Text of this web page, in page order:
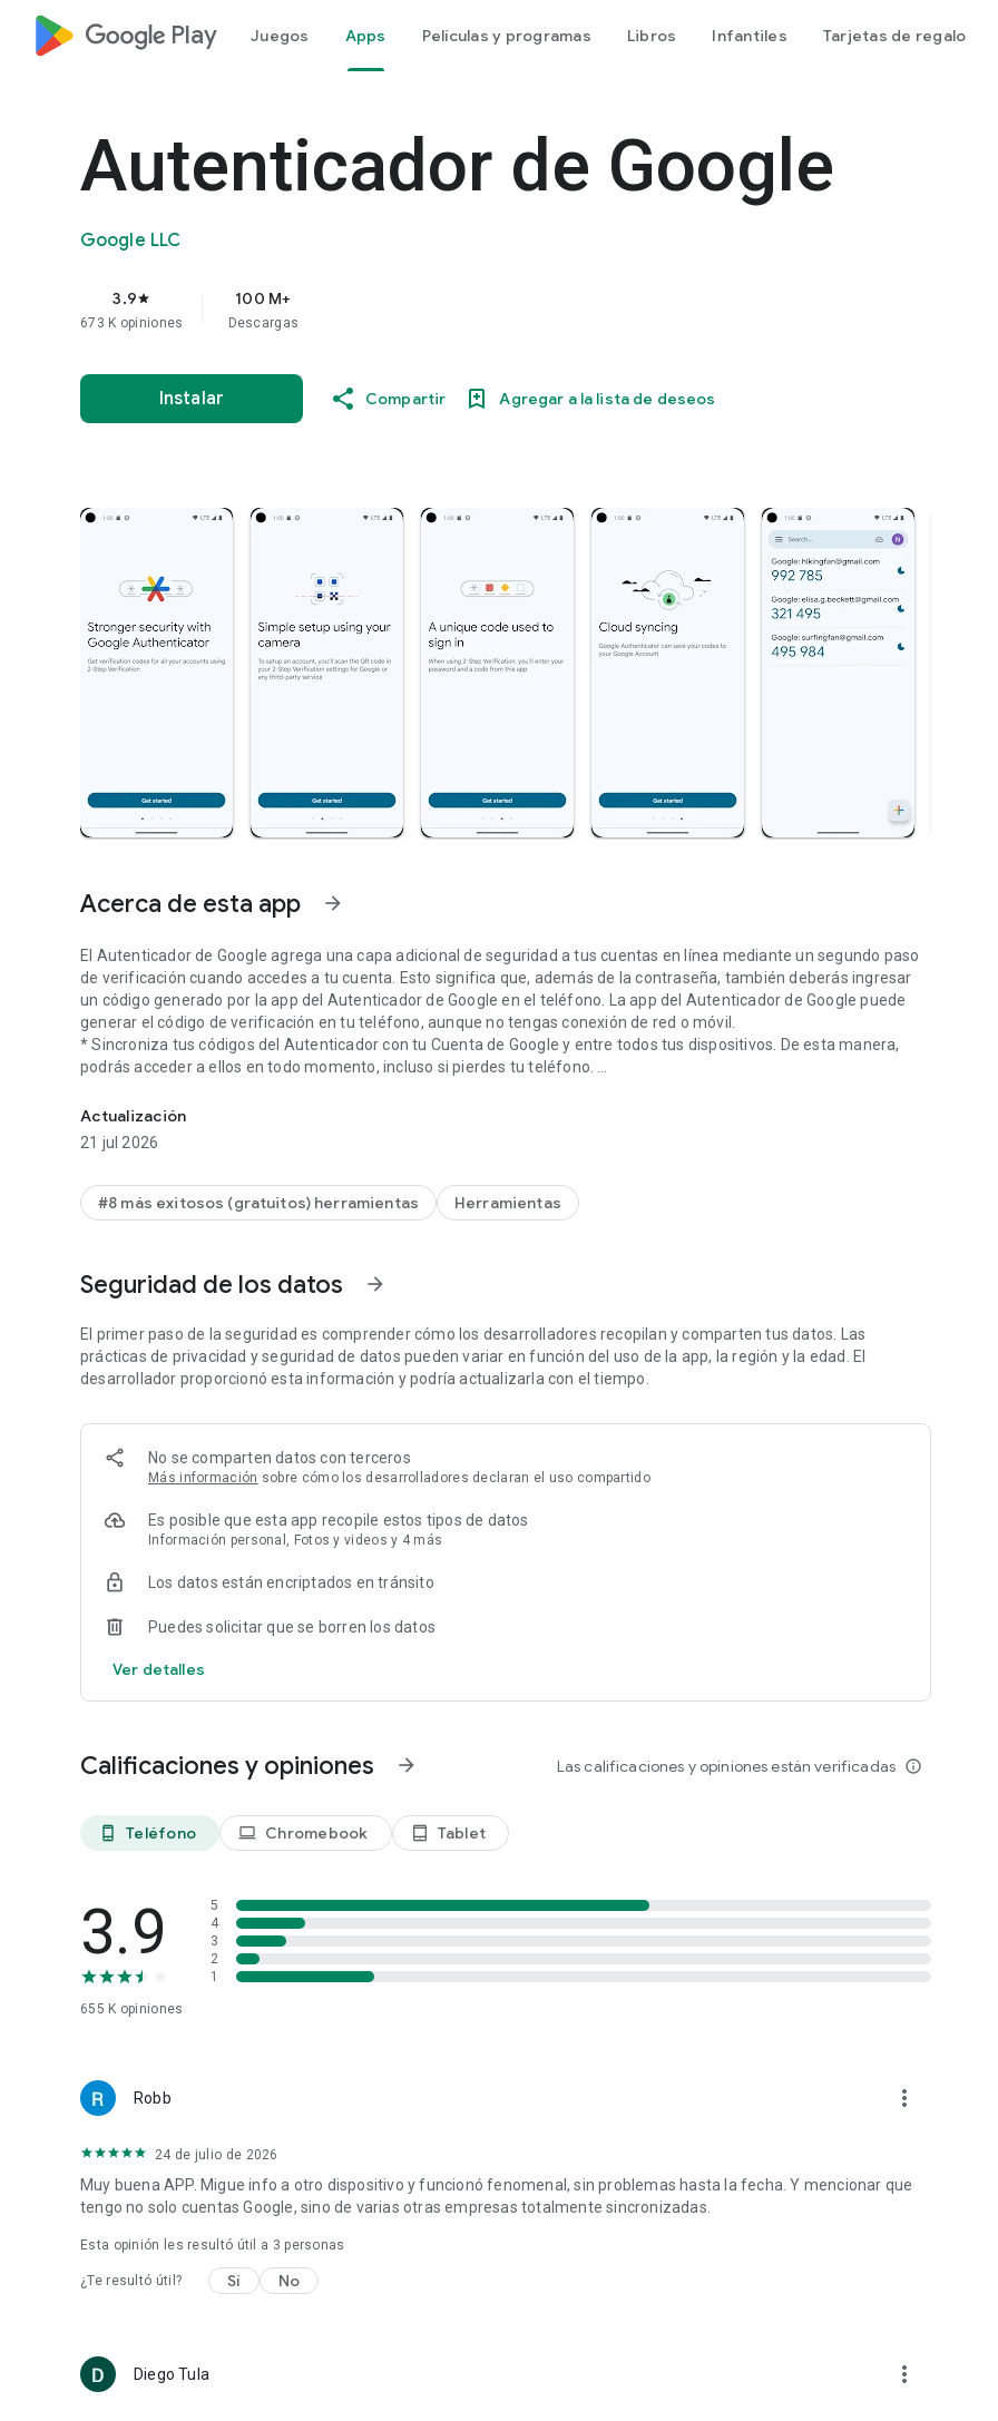
google_logo Play Juegos Apps Películas y programas Libros Infantiles Tarjetas de regalo
Autenticador de Google
Google LLC
3.9star
673 K opiniones
100 M+
Descargas
Instalar Compartir Agregar a la lista de deseos
Acerca de esta app arrow_forward
El Autenticador de Google agrega una capa adicional de seguridad a tus cuentas en línea mediante un segundo paso
de verificación cuando accedes a tu cuenta. Esto significa que, además de la contraseña, también deberás ingresar
un código generado por la app del Autenticador de Google en el teléfono. La app del Autenticador de Google puede
generar el código de verificación en tu teléfono, aunque no tengas conexión de red o móvil.
* Sincroniza tus códigos del Autenticador con tu Cuenta de Google y entre todos tus dispositivos. De esta manera,
podrás acceder a ellos en todo momento, incluso si pierdes tu teléfono.
garantizar que tus códigos estén configurados correctamente.
* Compatibilidad con varias cuentas. Puedes usar la app del Autenticador para administrar varias cuentas, así no
tienes que cambiar de app cada vez que necesites acceder.
adapte a tus necesidades.
* Transfiere cuentas entre dispositivos con un código QR. Esta es una manera conveniente de transferir tus cuentas a
Para comenzar, visita http://www.google.com/2step. Aviso de permisos: Cámara: Se necesita para agregar cuentas
Actualización
21 jul 2026
#8 más exitosos (gratuitos) herramientas Herramientas
Seguridad de los datos arrow_forward
El primer paso de la seguridad es comprender cómo los desarrolladores recopilan y comparten tus datos. Las
prácticas de privacidad y seguridad de datos pueden variar en función del uso de la app, la región y la edad. El
desarrollador proporcionó esta información y podría actualizarla con el tiempo.
No se comparten datos con terceros
Más información sobre cómo los desarrolladores declaran el uso compartido
Es posible que esta app recopile estos tipos de datos
Información personal, Fotos y videos y 4 más
Los datos están encriptados en tránsito
Puedes solicitar que se borren los datos
Ver detalles
Calificaciones y opiniones arrow_forward Las calificaciones y opiniones están verificadas info_outline
phone_android Teléfono laptop Chromebook tablet_android Tablet
3.9
655 K opiniones
5
4
3
2
1
Robb more_vert
24 de julio de 2026
Muy buena APP. Migue info a otro dispositivo y funcionó fenomenal, sin problemas hasta la fecha. Y mencionar que
tengo no solo cuentas Google, sino de varias otras empresas totalmente sincronizadas.
Esta opinión les resultó útil a 3 personas
¿Te resultó útil? Sí No
Diego Tula more_vert